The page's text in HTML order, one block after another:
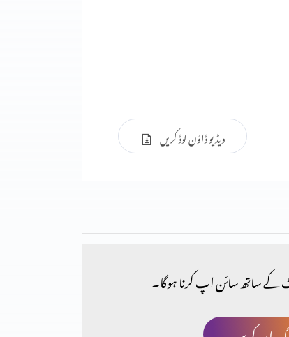
ویڈیو ڈاؤن لوڈ کریں
ساتھ سائن اپ کرنا ہوگا۔